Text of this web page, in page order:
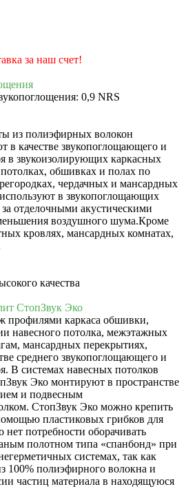
за наш счет!
0,9 NRS
из полиэфирных волокон
в качестве звукопоглощающего и
в звукоизолирующих каркасных
обшивках и полах по
чердачных и мансардных
в звукопоглощающих
отделочными акустическими
воздушного шума.Кроме
кровлях, мансардных комнатах,
качества
СтопЗвук Эко
профилями каркаса обшивки,
навесного потолка, межэтажных
мансардных перекрытиях,
среднего звукопоглощающего и
В системах навесных потолков
Эко монтируют в пространстве
и подвесным
СтопЗвук Эко можно крепить
пластиковых грибков для
потребности оборачивать
полотном типа «спанбонд» при
системах, так как
100% полиэфирного волокна и
частиц материала в находящуюся